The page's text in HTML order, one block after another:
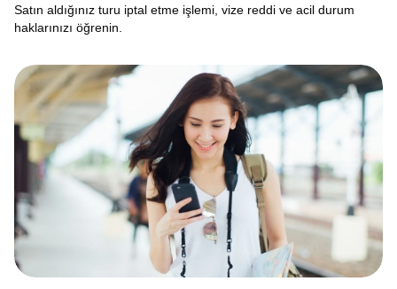
Satın aldığınız turu iptal etme işlemi, vize reddi ve acil durum
haklarınızı öğrenin.